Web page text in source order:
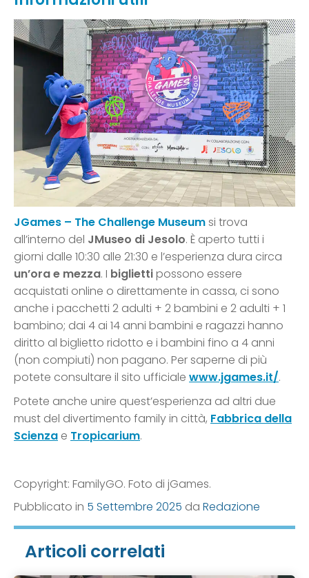
JGames – The Challenge Museumsi trova
all’interno del JMuseo di Jesolo. È aperto tutti i
giorni dalle 10:30 alle 21:30 e l’esperienza dura circa
un’ora e mezza. I bigliettipossono essere
acquistati online o direttamente in cassa, ci sono
anche i pacchetti 2 adulti + 2 bambini e 2 adulti + 1
bambino; dai 4 ai 14 anni bambini e ragazzi hanno
diritto al biglietto ridotto e i bambini fino a 4 anni
(non compiuti) non pagano. Per saperne di più
potete consultare il sito ufficiale www.jgames.it/.
Potete anche unire quest’esperienza ad altri due
must del divertimento family in città, Fabbrica della
Scienza e Tropicarium.
Copyright: FamilyGO. Foto di jGames.
Pubblicato in 5 Settembre 2025 da Redazione
Articoli correlati